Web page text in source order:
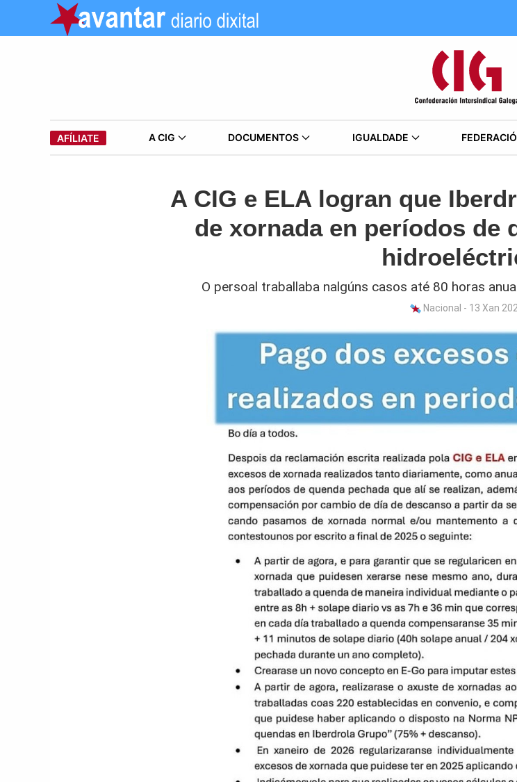
AFÍLIATE A CIG DOCUMENTOS IGUALDADE
A CIG e ELA logran que
de xornada en períodos de
O persoal traballaba nalgúns casos até 80 horas
Nacional - 13 Xan